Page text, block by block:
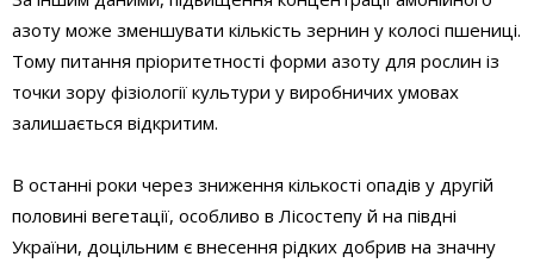
азоту може зменшувати кількість зернин у колосі пшениці.
Тому питання пріоритетності форми азоту для рослин із
точки зору фізіології культури у виробничих умовах
залишається відкритим.
В останні роки через зниження кількості опадів у другій
половині вегетації, особливо в Лісостепу й на півдні
України, доцільним є внесення рідких добрив на значну